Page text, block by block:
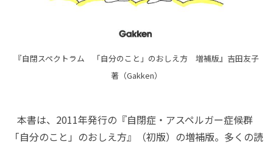
『自閉スペクトラム 「自分のこと」のおしえ方 増補版』吉田友子
著（Gakken）
本書は、2011年発行の『自閉症・アスペルガー症候群
「自分のこと」のおしえ方』（初版）の増補版。多くの読